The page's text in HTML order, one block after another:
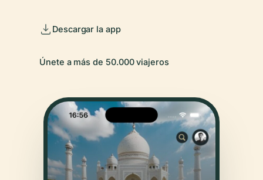
Descargar la app
Únete a más de 50.000 viajeros